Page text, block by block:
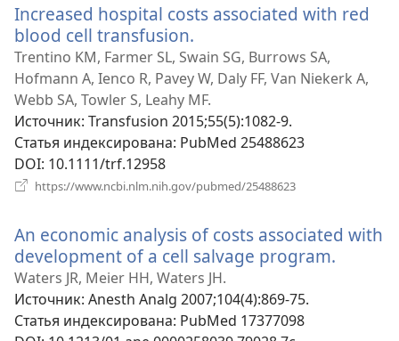
окне)
Increased hospital costs associated with red
blood cell transfusion.
в
новом
окне)
Trentino KM, Farmer SL, Swain SG, Burrows SA,
Hofmann A, Ienco R, Pavey W, Daly FF, Van Niekerk A,
Webb SA, Towler S, Leahy MF.
Источник‎: Transfusion 2015;55(5):1082-9.
Статья индексирована‎: PubMed 25488623
DOI‎: 10.1111/trf.12958
https://www.ncbi.nlm.nih.gov/pubmed/25488623
окне)
An economic analysis of costs associated with
development of a cell salvage program.
Waters JR, Meier HH, Waters JH.
Источник‎: Anesth Analg 2007;104(4):869-75.
Статья индексирована‎: PubMed 17377098